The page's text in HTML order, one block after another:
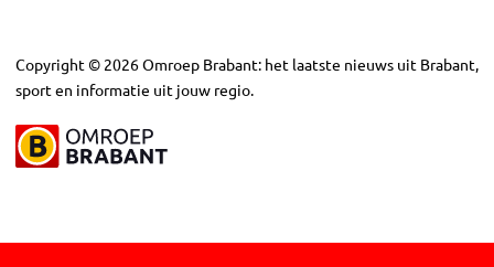
Copyright © 2026Omroep Brabant: het laatste nieuws uit Brabant,
sport en informatie uit jouw regio.